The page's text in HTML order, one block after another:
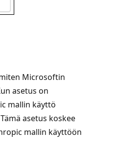
Microsoftin
asetus on
mallin käyttö
asetus koskee
mallin käyttöön